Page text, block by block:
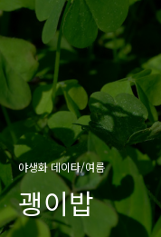
야생화 데이타/여름
괭이밥